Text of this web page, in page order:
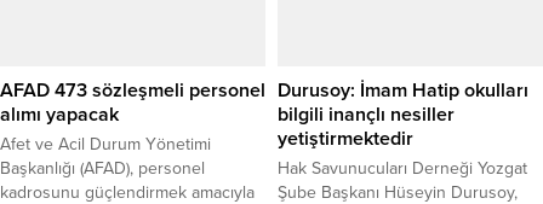
AFAD 473 sözleşmeli personel
alımı yapacak
Afet ve Acil Durum Yönetimi
Başkanlığı (AFAD), personel
kadrosunu güçlendirmek amacıyla
Durusoy: İmam Hatip okulları
bilgili inançlı nesiller
yetiştirmektedir
Hak Savunucuları Derneği Yozgat
Şube Başkanı Hüseyin Durusoy,